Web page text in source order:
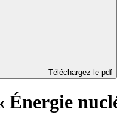
Téléchargez le pdf
Énergie